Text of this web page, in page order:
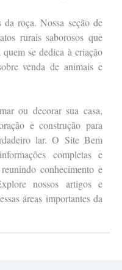
roça. Nossa seção de
rurais saborosos que
se dedica à criação
venda de animais e
ou decorar sua casa,
e construção para
lar. O Site Bem
completas e
conhecimento e
nossos artigos e
áreas importantes da